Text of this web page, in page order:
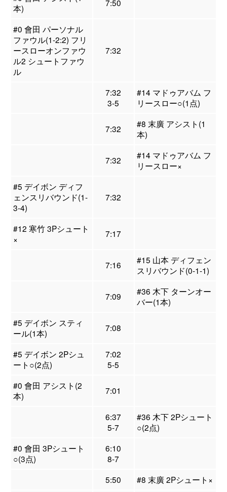
本)
7:50
#0 會田 パーソナル
ファウル(1-2:2) フリ
ースローオンファウ
ル2 シュートファウ
ル
7:32
7:32
3-5
#14 マドゥアバム フ
リースロー○(1点)
7:32
#8 末廣 アシスト(1
本)
7:32
#14 マドゥアバム フ
リースロー×
#5 デイボン ディフ
ェンスリバウンド(1-
3-4)
7:32
#12 寒竹 3Pシュート
×
7:17
7:16
#15 山本 ディフェン
スリバウンド(0-1-1)
7:09
#36 木下 ターンオー
バー(1本)
#5 デイボン スティ
ール(1本)
7:08
#5 デイボン 2Pシュ
ート○(2点)
7:02
5-5
#0 會田 アシスト(2
本)
7:01
6:37
5-7
#36 木下 2Pシュート
○(2点)
#0 會田 3Pシュート
○(3点)
6:10
8-7
5:50
#8 末廣 2Pシュート×